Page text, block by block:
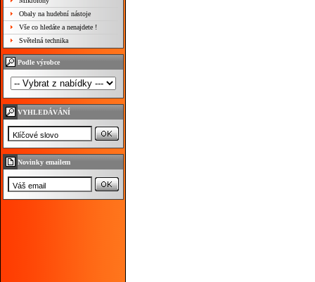
Obaly na hudební nástoje
Vše co hledáte a nenajdete !
Světelná technika
Podle výrobce
VYHLEDÁVÁNÍ
Novinky emailem